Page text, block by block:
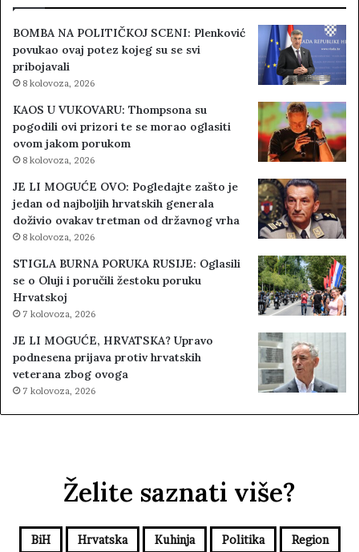
BOMBA NA POLITIČKOJ SCENI: Plenković
povukao ovaj potez kojeg su se svi
pribojavali
8 kolovoza, 2026
KAOS U VUKOVARU: Thompsona su
pogodili ovi prizori te se morao oglasiti
ovom jakom porukom
8 kolovoza, 2026
JE LI MOGUĆE OVO: Pogledajte zašto je
jedan od najboljih hrvatskih generala
doživio ovakav tretman od državnog vrha
8 kolovoza, 2026
STIGLA BURNA PORUKA RUSIJE: Oglasili
se o Oluji i poručili žestoku poruku
Hrvatskoj
7 kolovoza, 2026
JE LI MOGUĆE, HRVATSKA? Upravo
podnesena prijava protiv hrvatskih
veterana zbog ovoga
7 kolovoza, 2026
Želite saznati više?
BiH Hrvatska Kuhinja Politika Region